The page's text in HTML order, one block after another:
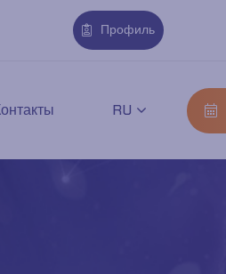
Профиль
RU